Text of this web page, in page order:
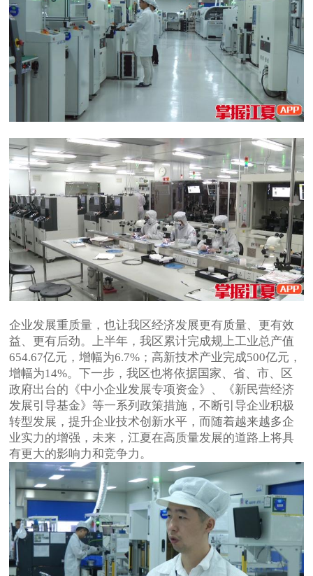
企业发展重质量，也让我区经济发展更有质量、更有效
益、更有后劲。上半年，我区累计完成规上工业总产值
654.67亿元，增幅为6.7%；高新技术产业完成500亿元，
增幅为14%。下一步，我区也将依据国家、省、市、区
政府出台的《中小企业发展专项资金》、《新民营经济
发展引导基金》等一系列政策措施，不断引导企业积极
转型发展，提升企业技术创新水平，而随着越来越多企
业实力的增强，未来，江夏在高质量发展的道路上将具
有更大的影响力和竞争力。